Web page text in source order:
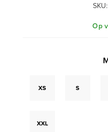
SKU:
Op
XS S
XXL